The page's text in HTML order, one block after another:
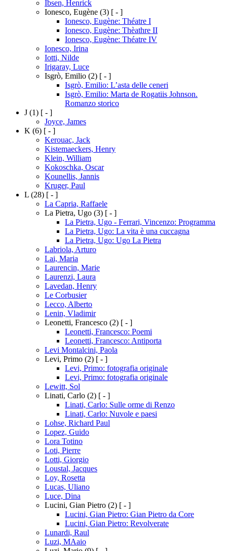
Ibsen, Henrick
Ionesco, Eugène (3) [ - ]
Ionesco, Eugène: Théatre I
Ionesco, Eugène: Thèathre II
Ionesco, Eugène: Théatre IV
Ionesco, Irina
Iotti, Nilde
Irigaray, Luce
Isgrò, Emilio (2) [ - ]
Isgrò, Emilio: L’asta delle ceneri
Isgrò, Emilio: Marta de Rogatiis Johnson.
Romanzo storico
J (1) [ - ]
Joyce, James
K (6) [ - ]
Kerouac, Jack
Kistemaeckers, Henry
Klein, William
Kokoschka, Oscar
Kounellis, Jannis
Kruger, Paul
L (28) [ - ]
La Capria, Raffaele
La Pietra, Ugo (3) [ - ]
La Pietra, Ugo - Ferrari, Vincenzo: Programma
La Pietra, Ugo: La vita è una cuccagna
La Pietra, Ugo: Ugo La Pietra
Labriola, Arturo
Lai, Maria
Laurencin, Marie
Laurenzi, Laura
Lavedan, Henry
Le Corbusier
Lecco, Alberto
Lenin, Vladimir
Leonetti, Francesco (2) [ - ]
Leonetti, Francesco: Poemi
Leonetti, Francesco: Antiporta
Levi Montalcini, Paola
Levi, Primo (2) [ - ]
Levi, Primo: fotografia originale
Levi, Primo: fotografia originale
Lewitt, Sol
Linati, Carlo (2) [ - ]
Linati, Carlo: Sulle orme di Renzo
Linati, Carlo: Nuvole e paesi
Lohse, Richard Paul
Lopez, Guido
Lora Totino
Loti, Pierre
Lotti, Giorgio
Loustal, Jacques
Loy, Rosetta
Lucas, Uliano
Luce, Dina
Lucini, Gian Pietro (2) [ - ]
Lucini, Gian Pietro: Gian Pietro da Core
Lucini, Gian Pietro: Revolverate
Lunardi, Raul
Luzi, MAaio